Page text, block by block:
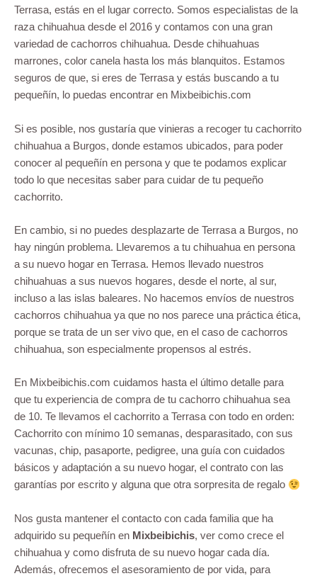
Terrasa, estás en el lugar correcto. Somos especialistas de la
raza chihuahua desde el 2016 y contamos con una gran
variedad de cachorros chihuahua. Desde chihuahuas
marrones, color canela hasta los más blanquitos. Estamos
seguros de que, si eres de Terrasa y estás buscando a tu
pequeñín, lo puedas encontrar en Mixbeibichis.com
Si es posible, nos gustaría que vinieras a recoger tu cachorrito
chihuahua a Burgos, donde estamos ubicados, para poder
conocer al pequeñín en persona y que te podamos explicar
todo lo que necesitas saber para cuidar de tu pequeño
cachorrito.
En cambio, si no puedes desplazarte de Terrasa a Burgos, no
hay ningún problema. Llevaremos a tu chihuahua en persona
a su nuevo hogar en Terrasa. Hemos llevado nuestros
chihuahuas a sus nuevos hogares, desde el norte, al sur,
incluso a las islas baleares. No hacemos envíos de nuestros
cachorros chihuahua ya que no nos parece una práctica ética,
porque se trata de un ser vivo que, en el caso de cachorros
chihuahua, son especialmente propensos al estrés.
En Mixbeibichis.com cuidamos hasta el último detalle para
que tu experiencia de compra de tu cachorro chihuahua sea
de 10. Te llevamos el cachorrito a Terrasa con todo en orden:
Cachorrito con mínimo 10 semanas, desparasitado, con sus
vacunas, chip, pasaporte, pedigree, una guía con cuidados
básicos y adaptación a su nuevo hogar, el contrato con las
garantías por escrito y alguna que otra sorpresita de regalo
Nos gusta mantener el contacto con cada familia que ha
adquirido su pequeñín en Mixbeibichis, ver como crece el
chihuahua y como disfruta de su nuevo hogar cada día.
Además, ofrecemos el asesoramiento de por vida, para